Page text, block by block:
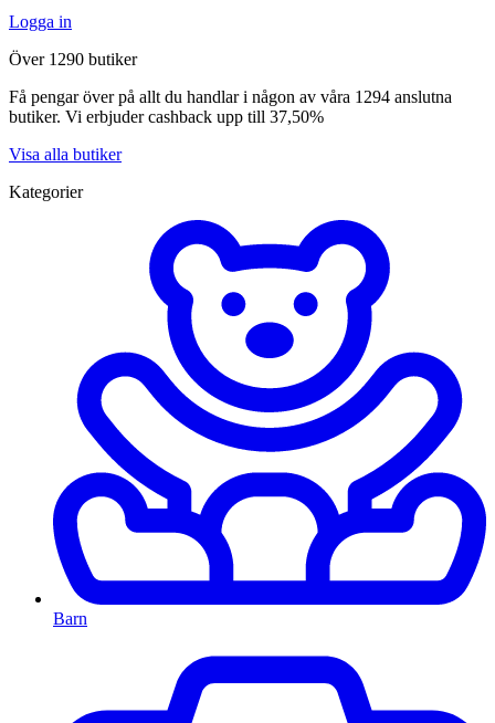
Logga in
Över 1290 butiker
Få pengar över på allt du handlar i någon av våra 1294 anslutna
butiker. Vi erbjuder cashback upp till 37,50%
Visa alla butiker
Kategorier
Barn